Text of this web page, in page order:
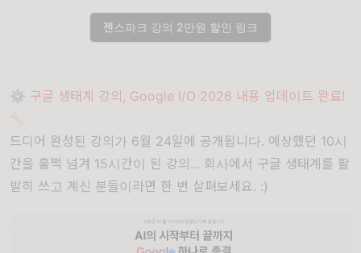
젠스파크 강의 2만원 할인 링크
⚙️ 구글 생태계 강의, Google I/O 2026 내용 업데이트 완료!
드디어 완성된 강의가 6월 24일에 공개됩니다. 예상했던 10시
간을 훌쩍 넘겨 15시간이 된 강의... 회사에서 구글 생태계를 활
발히 쓰고 계신 분들이라면 한 번 살펴보세요. :)